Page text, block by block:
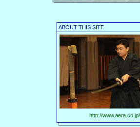
ABOUT THIS SITE
http://